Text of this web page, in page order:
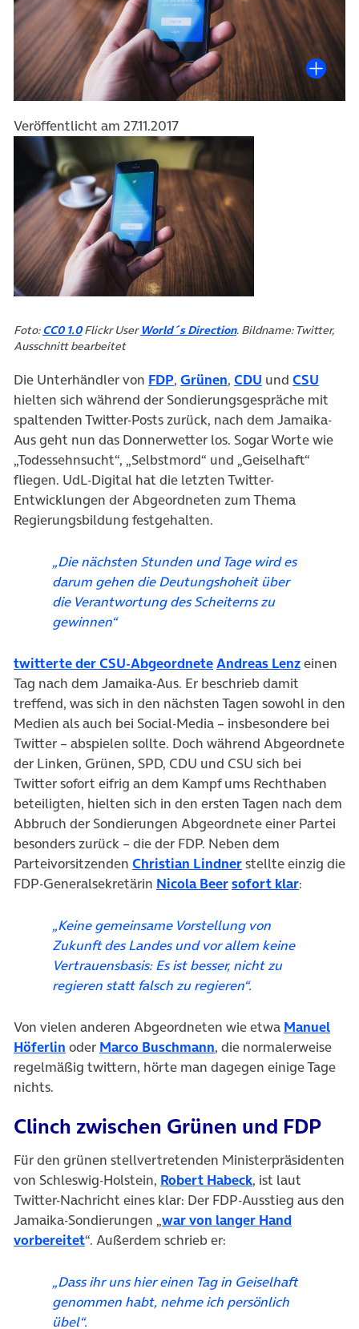
Veröffentlicht am 27.11.2017
Foto:CC0 1.0(öffnet in neuem Tab)
Flickr User World´s Direction(öffnet in neuem Tab)
. Bildname: Twitter,
Ausschnitt bearbeitet
Die Unterhändler von FDP(öffnet in neuem Tab)
, Grünen(öffnet in neuem
, CDU (öffnet in
und CSU
hielten sich während der Sondierungsgespräche mit
spaltenden Twitter-Posts zurück, nach dem Jamaika-
Aus geht nun das Donnerwetter los. Sogar Worte wie
„Todessehnsucht“, „Selbstmord“ und „Geiselhaft“
fliegen. UdL-Digital hat die letzten Twitter-
Entwicklungen der Abgeordneten zum Thema
Regierungsbildung festgehalten.
„Die nächsten Stunden und Tage wird es
darum gehen die Deutungshoheit über
die Verantwortung des Scheiterns zu
gewinnen“
twitterte der CSU-Abgeordnete(öffnet in neuem Tab)
Andreas Lenz(öffnet in
einen
Tag nach dem Jamaika-Aus. Er beschrieb damit
treffend, was sich in den nächsten Tagen sowohl in den
Medien als auch bei Social-Media – insbesondere bei
Twitter – abspielen sollte. Doch während Abgeordnete
der Linken, Grünen, SPD, CDU und CSU sich bei
Twitter sofort eifrig an dem Kampf ums Rechthaben
beteiligten, hielten sich in den ersten Tagen nach dem
Abbruch der Sondierungen Abgeordnete einer Partei
besonders zurück – die der FDP. Neben dem
Parteivorsitzenden Christian Lindner(öffnet in neuem
stellte einzig die
FDP-Generalsekretärin Nicola Beer(öffnet in neuem
sofort klar(öffnet in
:
„Keine gemeinsame Vorstellung von
Zukunft des Landes und vor allem keine
Vertrauensbasis: Es ist besser, nicht zu
regieren statt falsch zu regieren“.
Von vielen anderen Abgeordneten wie etwa Manuel
Höferlin (öffnet in neuem Tab)
oder Marco Buschmann(öffnet in neuem Tab)
, die normalerweise
regelmäßig twittern, hörte man dagegen einige Tage
nichts.
Clinch zwischen Grünen und FDP
Für den grünen stellvertretenden Ministerpräsidenten
von Schleswig-Holstein, Robert Habeck(öffnet in neuem
, ist laut
Twitter-Nachricht eines klar: Der FDP-Ausstieg aus den
Jamaika-Sondierungen „war von langer Hand
vorbereitet(öffnet in neuem Tab)
“. Außerdem schrieb er:
„Dass ihr uns hier einen Tag in Geiselhaft
genommen habt, nehme ich persönlich
übel“.